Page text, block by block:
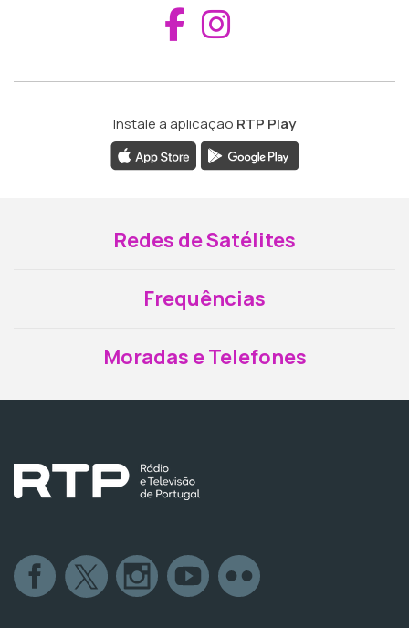
Aceder ao
Instale a aplicação RTP Play
Redes de Satélites
Frequências
Moradas e Telefones